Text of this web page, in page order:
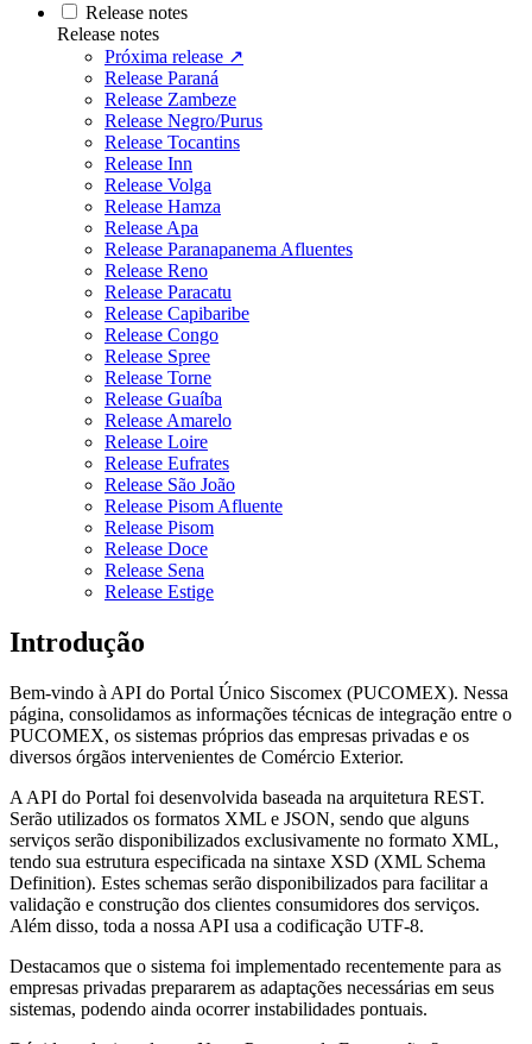
Release notes
Release notes
Próxima release ↗
Release Paraná
Release Zambeze
Release Negro/Purus
Release Tocantins
Release Inn
Release Volga
Release Hamza
Release Apa
Release Paranapanema Afluentes
Release Reno
Release Paracatu
Release Capibaribe
Release Congo
Release Spree
Release Torne
Release Guaíba
Release Amarelo
Release Loire
Release Eufrates
Release São João
Release Pisom Afluente
Release Pisom
Release Doce
Release Sena
Release Estige
Introdução
Bem-vindo à API do Portal Único Siscomex (PUCOMEX). Nessa
página, consolidamos as informações técnicas de integração entre o
PUCOMEX, os sistemas próprios das empresas privadas e os
diversos órgãos intervenientes de Comércio Exterior.
A API do Portal foi desenvolvida baseada na arquitetura REST.
Serão utilizados os formatos XML e JSON, sendo que alguns
serviços serão disponibilizados exclusivamente no formato XML,
tendo sua estrutura especificada na sintaxe XSD (XML Schema
Definition). Estes schemas serão disponibilizados para facilitar a
validação e construção dos clientes consumidores dos serviços.
Além disso, toda a nossa API usa a codificação UTF-8.
Destacamos que o sistema foi implementado recentemente para as
empresas privadas prepararem as adaptações necessárias em seus
sistemas, podendo ainda ocorrer instabilidades pontuais.